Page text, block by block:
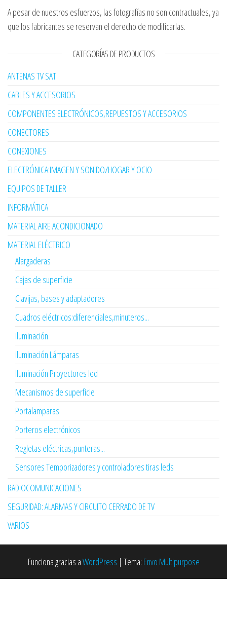
A pesar de nuestros esfuerzos, las fotografías no son contractuales, ya
que los fabricantes se reservan el derecho de modificarlas.
CATEGORÍAS DE PRODUCTOS
ANTENAS TV SAT
CABLES Y ACCESORIOS
COMPONENTES ELECTRÓNICOS,REPUESTOS Y ACCESORIOS
CONECTORES
CONEXIONES
ELECTRÓNICA:IMAGEN Y SONIDO/HOGAR Y OCIO
EQUIPOS DE TALLER
INFORMÁTICA
MATERIAL AIRE ACONDICIONADO
MATERIAL ELÉCTRICO
Alargaderas
Cajas de superficie
Clavijas, bases y adaptadores
Cuadros eléctricos:diferenciales,minuteros...
Iluminación
Iluminación Lámparas
Iluminación Proyectores led
Mecanismos de superficie
Portalamparas
Porteros electrónicos
Regletas eléctricas,punteras...
Sensores Temporizadores y controladores tiras leds
RADIOCOMUNICACIONES
SEGURIDAD: ALARMAS Y CIRCUITO CERRADO DE TV
VARIOS
Funciona gracias aWordPress | Tema: Envo Multipurpose